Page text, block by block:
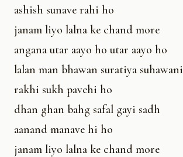
ashish sunave rahi ho
janam liyo lalna ke chand more
angana utar aayo ho utar aayo ho
lalan man bhawan suratiya suhawani
rakhi sukh pavehi ho
dhan ghan bahg safal gayi sadh
aanand manave hi ho
janam liyo lalna ke chand more